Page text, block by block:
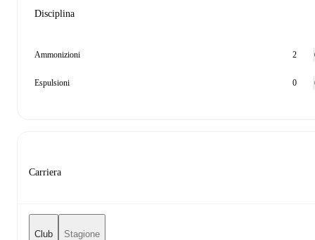
Disciplina
Ammonizioni 2
Espulsioni 0
Carriera
Club Stagione